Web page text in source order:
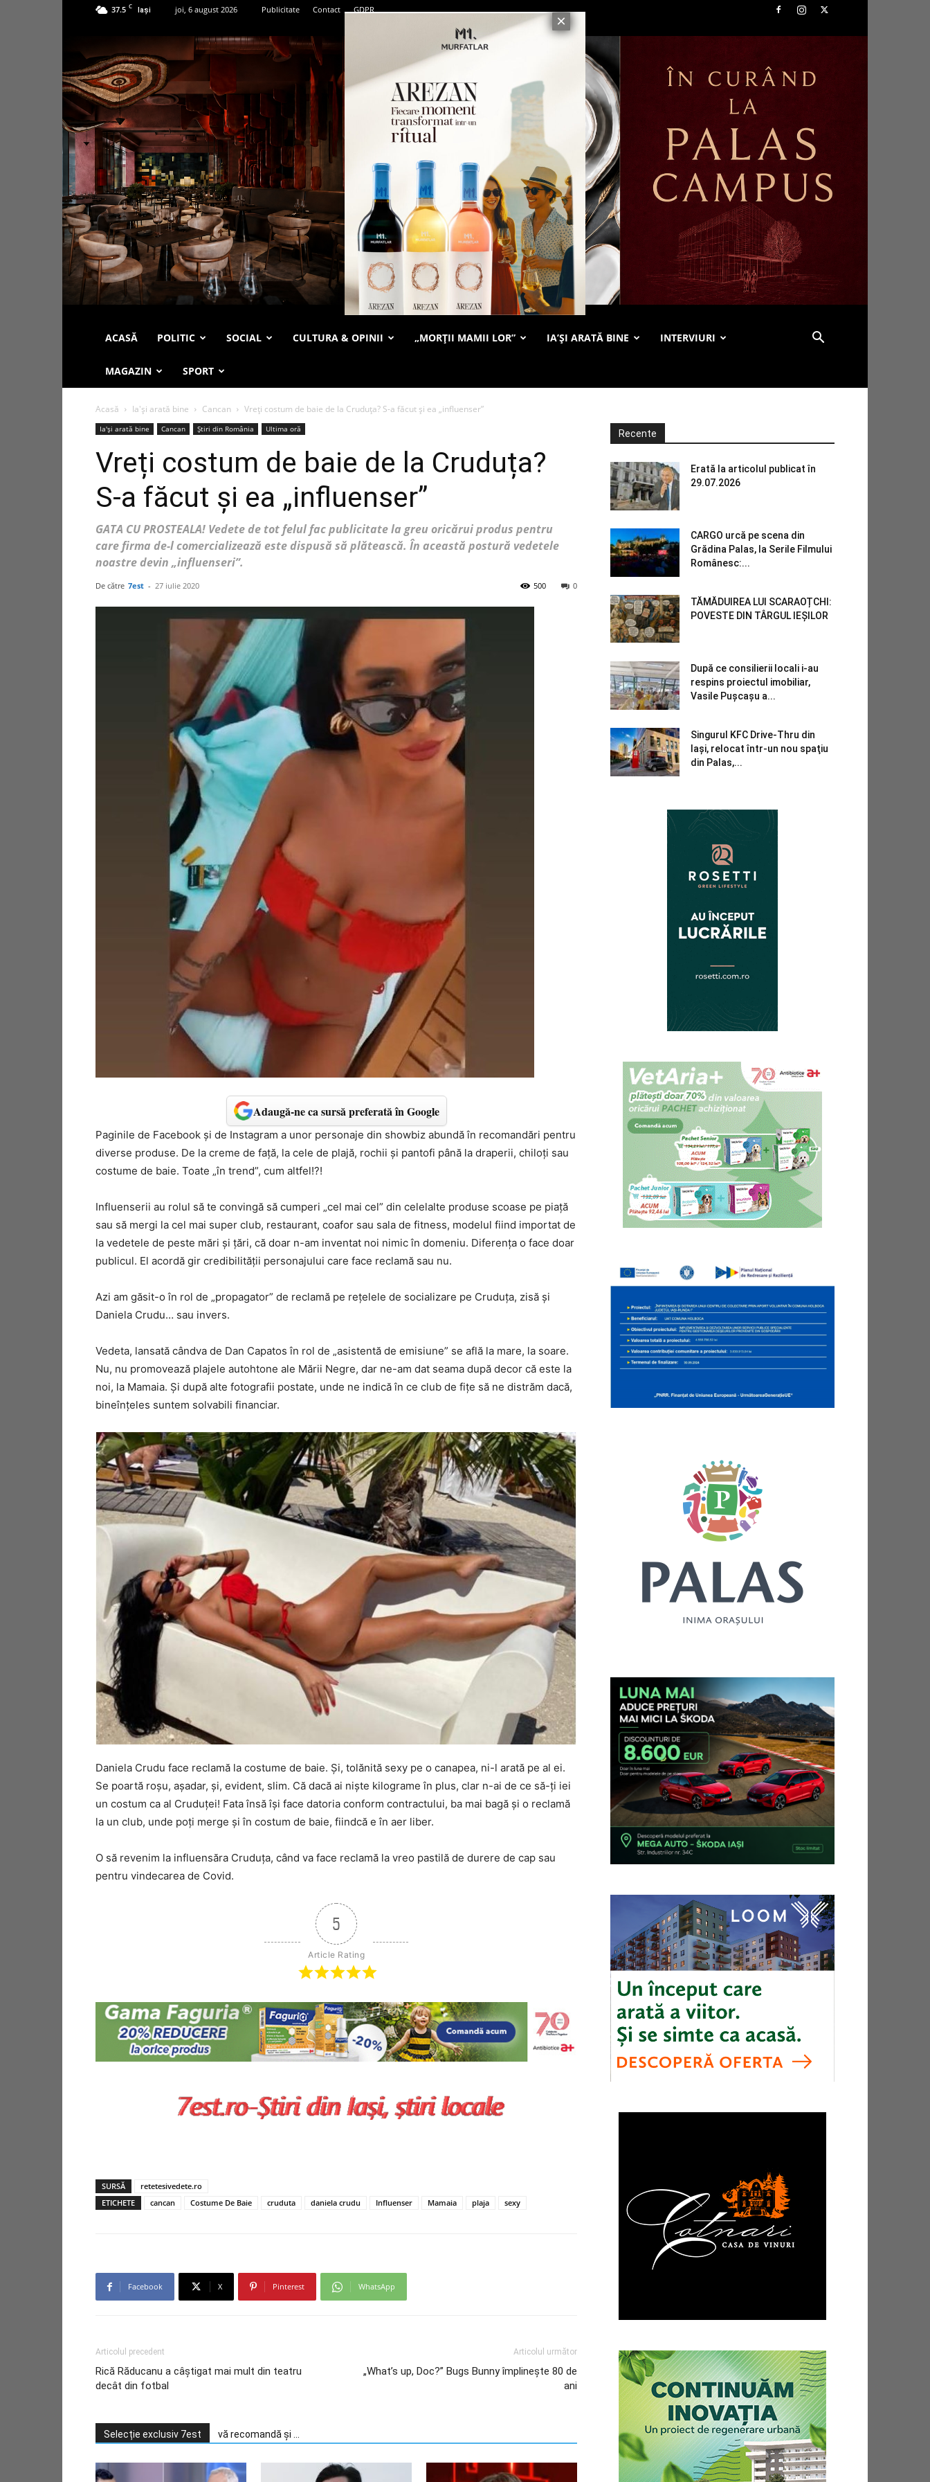
37.5 C Iași joi, 6 august 2026 Publicitate Contact GDPR
ACASĂ POLITIC SOCIAL CULTURA & OPINII „MORȚII MAMII LOR” IA’ȘI ARATĂ BINE INTERVIURI
MAGAZIN SPORT
Acasă Ia'și arată bine Cancan Vreți costum de baie de la Cruduța? S-a făcut și ea „influenser”
Ia'și arată bine Cancan Știri din România Ultima oră
Vreți costum de baie de la Cruduța?
S-a făcut și ea „influenser”
GATA CU PROSTEALA! Vedete de tot felul fac publicitate la greu oricărui produs pentru
care firma de-l comercializează este dispusă să plătească. În această postură vedetele
noastre devin „influenseri”.
De către 7est - 27 iulie 2020 0
500
Adaugă-ne ca sursă preferată în Google
Paginile de Facebook și de Instagram a unor personaje din showbiz abundă în recomandări pentru
diverse produse. De la creme de față, la cele de plajă, rochii și pantofi până la draperii, chiloți sau
costume de baie. Toate „în trend”, cum altfel!?!
Influenserii au rolul să te convingă să cumperi „cel mai cel” din celelalte produse scoase pe piață
sau să mergi la cel mai super club, restaurant, coafor sau sala de fitness, modelul fiind importat de
la vedetele de peste mări și țări, că doar n-am inventat noi nimic în domeniu. Diferența o face doar
publicul. El acordă gir credibilității personajului care face reclamă sau nu.
Azi am găsit-o în rol de „propagator” de reclamă pe rețelele de socializare pe Cruduța, zisă și
Daniela Crudu… sau invers.
Vedeta, lansată cândva de Dan Capatos în rol de „asistentă de emisiune” se află la mare, la soare.
Nu, nu promovează plajele autohtone ale Mării Negre, dar ne-am dat seama după decor că este la
noi, la Mamaia. Și după alte fotografii postate, unde ne indică în ce club de fițe să ne distrăm dacă,
bineînțeles suntem solvabili financiar.
Daniela Crudu face reclamă la costume de baie. Și, tolănită sexy pe o canapea, ni-l arată pe al ei.
Se poartă roșu, așadar, și, evident, slim. Că dacă ai niște kilograme în plus, clar n-ai de ce să-ți iei
un costum ca al Cruduței! Fata însă își face datoria conform contractului, ba mai bagă și o reclamă
la un club, unde poți merge și în costum de baie, fiindcă e în aer liber.
O să revenim la influensăra Cruduța, când va face reclamă la vreo pastilă de durere de cap sau
pentru vindecarea de Covid.
5
Article Rating
SURSĂ
retetesivedete.ro
ETICHETE
cancan Costume De Baie cruduta daniela crudu Influenser Mamaia plaja sexy
Facebook X Pinterest WhatsApp
Articolul precedent
Rică Răducanu a câștigat mai mult din teatru
decât din fotbal
Articolul următor
„What’s up, Doc?” Bugs Bunny împlinește 80 de
ani
Selecție exclusiv 7est vă recomandă și ...
Recente
Erată la articolul publicat în
29.07.2026
CARGO urcă pe scena din
Grădina Palas, la Serile Filmului
Românesc:...
TĂMĂDUIREA LUI SCARAOȚCHI:
POVESTE DIN TÂRGUL IEȘILOR
După ce consilierii locali i-au
respins proiectul imobiliar,
Vasile Pușcașu a...
Singurul KFC Drive-Thru din
Iași, relocat într-un nou spaţiu
din Palas,...